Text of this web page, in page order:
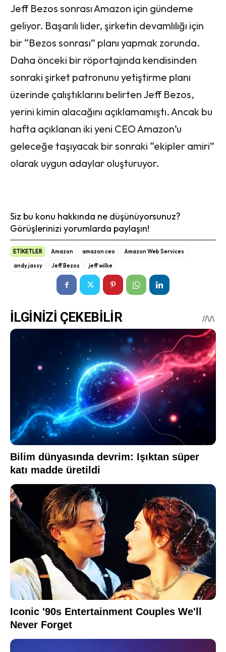
Jeff Bezos sonrası Amazon için gündeme
geliyor. Başarılı lider, şirketin devamlılığı için
bir “Bezos sonrası” planı yapmak zorunda.
Daha önceki bir röportajında kendisinden
sonraki şirket patronunu yetiştirme planı
üzerinde çalıştıklarını belirten Jeff Bezos,
yerini kimin alacağını açıklamamıştı. Ancak bu
hafta açıklanan iki yeni CEO Amazon’u
geleceğe taşıyacak bir sonraki “ekipler amiri”
olarak uygun adaylar oluşturuyor.
Siz bu konu hakkında ne düşünüyorsunuz?
Görüşlerinizi yorumlarda paylaşın!
ETİKETLER Amazon amazon ceo
Amazon Web Services
andy jassy
Jeff Bezos jeff wilke